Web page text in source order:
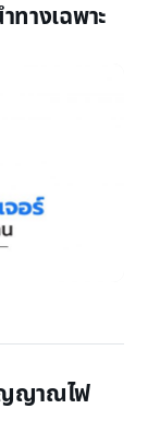
ทางเฉพาะ
ญาณไฟ